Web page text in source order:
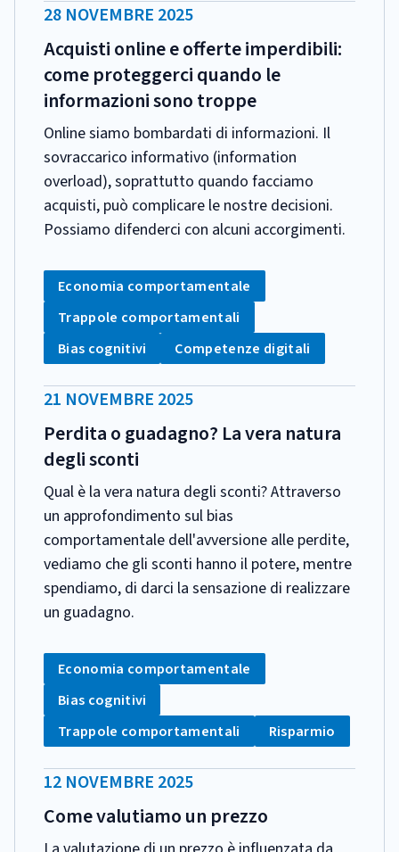
DATA
PUBBLICAZIONE:
28 NOVEMBRE 2025
Acquisti online e offerte imperdibili:
come proteggerci quando le
informazioni sono troppe
Online siamo bombardati di informazioni. Il
sovraccarico informativo (information
overload), soprattutto quando facciamo
acquisti, può complicare le nostre decisioni.
Possiamo difenderci con alcuni accorgimenti.
CATEGORIA:
Tag:
Economia comportamentale
Tag:
Trappole comportamentali
Tag:
Bias cognitivi Tag:
Competenze digitali
DATA
PUBBLICAZIONE:
21 NOVEMBRE 2025
Perdita o guadagno? La vera natura
degli sconti
Qual è la vera natura degli sconti? Attraverso
un approfondimento sul bias
comportamentale dell'avversione alle perdite,
vediamo che gli sconti hanno il potere, mentre
spendiamo, di darci la sensazione di realizzare
un guadagno.
CATEGORIA:
Tag:
Economia comportamentale
Tag:
Bias cognitivi
Tag:
Trappole comportamentali Tag:
Risparmio
DATA
PUBBLICAZIONE:
12 NOVEMBRE 2025
Come valutiamo un prezzo